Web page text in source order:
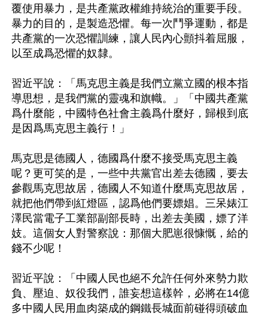
覆使用暴力，是共產黨政權維持統治的重要手段。
暴力的目的，是製造恐懼。每一次鬥爭運動，都是
共產黨的一次恐懼訓練，讓人民內心顫抖着屈服，
以至成爲恐懼的奴隸。
習近平說：「馬克思主義是我們立黨立國的根本指
導思想，是我們黨的靈魂和旗幟。」「中國共產黨
爲什麼能，中國特色社會主義爲什麼好，歸根到底
是因爲馬克思主義行！」
馬克思是德國人，德國爲什麼不接受馬克思主義
呢？更可笑的是，一些中共黨官出差去德國，要去
參觀馬克思故居，德國人不知道什麼馬克思故居，
就把他們帶到紅燈區，認爲他們要嫖娼。三呆婊江
澤民當電子工業部副部長時，出差去美國，嫖了洋
妓。這個女人對警察說：那個大肥崽很慷慨，給的
錢不少呢！
習近平說：「中國人民也絕不允許任何外來勢力欺
負、壓迫、奴役我們，誰妄想這樣幹，必將在14億
多中國人民用血肉築成的鋼鐵長城面前碰得頭破血